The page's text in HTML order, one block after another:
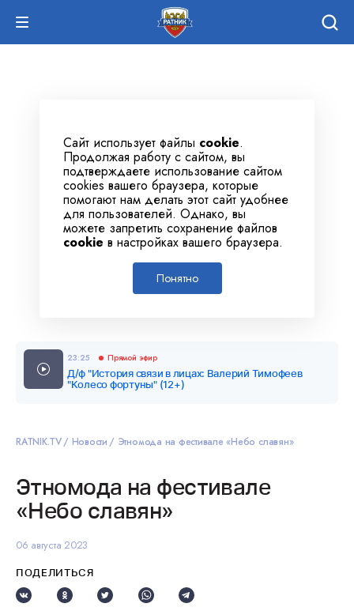
Сайт использует файлы cookie.
Продолжая работу с сайтом, вы
подтверждаете использование сайтом
cookies вашего браузера, которые
помогают нам делать этот сайт удобнее
для пользователей. Однако, вы
можете запретить сохранение файлов
cookie в настройках вашего браузера.
Понятно
23:25 Прямой эфир
Д/ф "История связи в лицах: Валерий Тимофеев
"Колесо фортуны" (12+)
RATNIK.TV Новости Этномода на фестивале «Небо славян»
Этномода на фестивале
«Небо славян»
06 августа 2023
ПОДЕЛИТЬСЯ